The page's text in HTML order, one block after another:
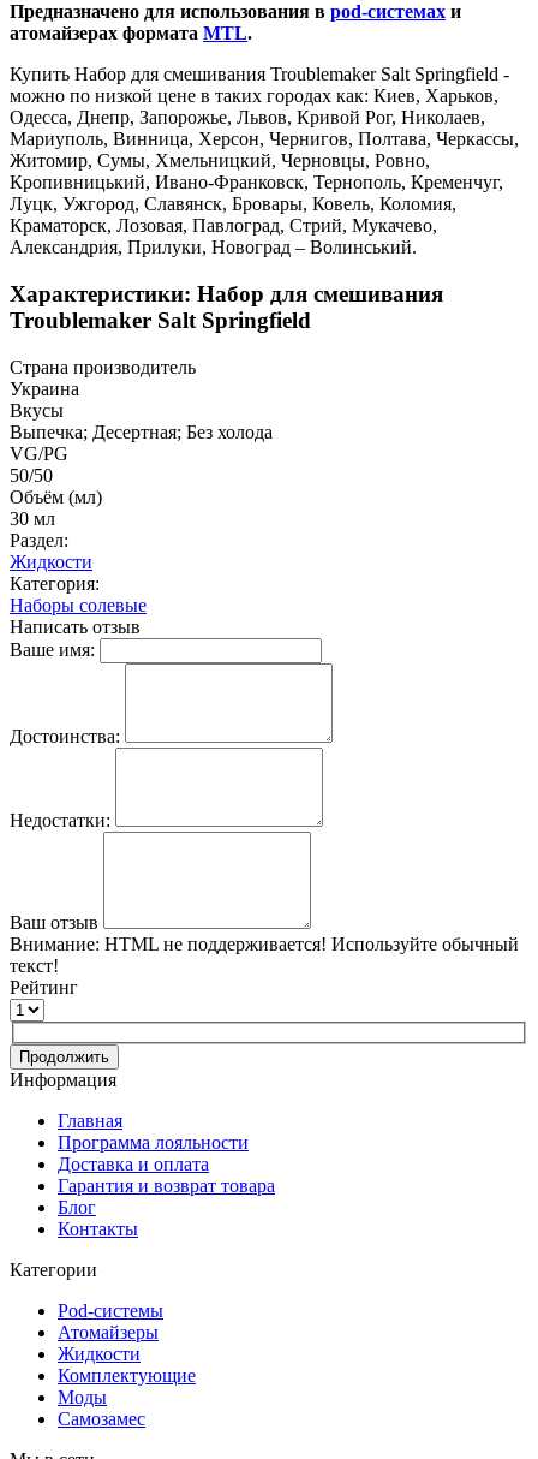
Предназначено для использования в pod-системах и
атомайзерах формата MTL.
Купить Набор для смешивания Troublemaker Salt Springfield -
можно по низкой цене в таких городах как: Киев, Харьков,
Одесса, Днепр, Запорожье, Львов, Кривой Рог, Николаев,
Мариуполь, Винница, Херсон, Чернигов, Полтава, Черкассы,
Житомир, Сумы, Хмельницкий, Черновцы, Ровно,
Кропивницький, Ивано-Франковск, Тернополь, Кременчуг,
Луцк, Ужгород, Славянск, Бровары, Ковель, Коломия,
Краматорск, Лозовая, Павлоград, Стрий, Мукачево,
Александрия, Прилуки, Новоград – Волинський.
Характеристики: Набор для смешивания
Troublemaker Salt Springfield
Страна производитель
Украина
Вкусы
Выпечка; Десертная; Без холода
VG/PG
50/50
Объём (мл)
30 мл
Раздел:
Жидкости
Категория:
Наборы солевые
Написать отзыв
Ваше имя:
Достоинства:
Недостатки:
Ваш отзыв
Внимание: HTML не поддерживается! Используйте обычный
текст!
Рейтинг
Продолжить
Информация
Главная
Программа лояльности
Доставка и оплата
Гарантия и возврат товара
Блог
Контакты
Категории
Pod-системы
Атомайзеры
Жидкости
Комплектующие
Моды
Самозамес